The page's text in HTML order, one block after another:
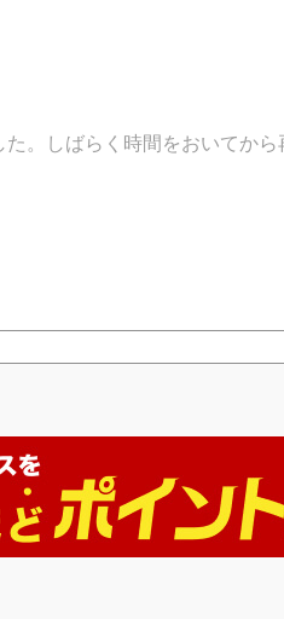
。しばらく時間をおいてから